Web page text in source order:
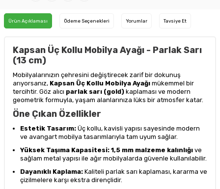
Ürün Açıklaması Ödeme Seçenekleri Yorumlar Tavsiye Et
Kapsan Üç Kollu Mobilya Ayağı - Parlak Sarı
(13 cm)
Mobilyalarınızın çehresini değiştirecek zarif bir dokunuş
arıyorsanız, Kapsan Üç Kollu Mobilya Ayağı mükemmel bir
tercihtir. Göz alıcı parlak sarı (gold) kaplaması ve modern
geometrik formuyla, yaşam alanlarınıza lüks bir atmosfer katar.
Öne Çıkan Özellikler
Estetik Tasarım: Üç kollu, kavisli yapısı sayesinde modern
ve avangart mobilya tasarımlarıyla tam uyum sağlar.
Yüksek Taşıma Kapasitesi: 1,5 mm malzeme kalınlığı ve
sağlam metal yapısı ile ağır mobilyalarda güvenle kullanılabilir.
Dayanıklı Kaplama: Kaliteli parlak sarı kaplaması, kararma ve
çizilmelere karşı ekstra dirençlidir.